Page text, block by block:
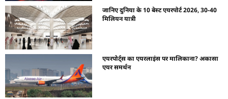
जानिए दुनिया के 10 बेस्ट एयरपोर्ट 2026, 30-40
मिलियन यात्री
एयरपोर्ट्स का एयरलाइंस पर मालिकाना? अकासा
एयर समर्थन